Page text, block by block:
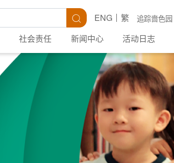
搜寻 追踪啬色园
ENG
繁
社会责任 新闻中心 活动日志